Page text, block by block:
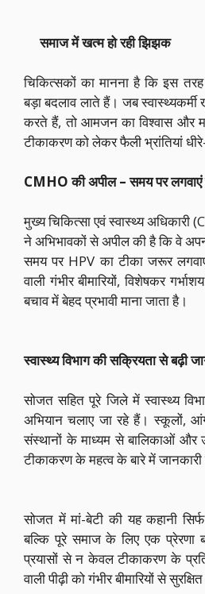
समाज में खत्म हो रही झिझक
चिकित्सकों का मानना है कि इस
बड़ा बदलाव लाते हैं। जब
करते हैं, तो आमजन का विश्वास और
टीकाकरण को लेकर फैली भ्रांतियां धीरे-
CMHO की अपील – समय पर लगवाएं
मुख्य चिकित्सा एवं स्वास्थ्य अधिकारी
ने अभिभावकों से अपील की है कि वे
समय पर HPV का टीका जरूर
वाली गंभीर बीमारियों, विशेषकर
बचाव में बेहद प्रभावी माना जाता है।
स्वास्थ्य विभाग की सक्रियता से बढ़ी
सोजत सहित पूरे जिले में स्वास्थ्य
अभियान चलाए जा रहे हैं। स्कूलों,
संस्थानों के माध्यम से बालिकाओं और
टीकाकरण के महत्व के बारे में जानकारी
सोजत में मां-बेटी की यह कहानी
बल्कि पूरे समाज के लिए एक प्रेरणा
प्रयासों से न केवल टीकाकरण के
वाली पीढ़ी को गंभीर बीमारियों से